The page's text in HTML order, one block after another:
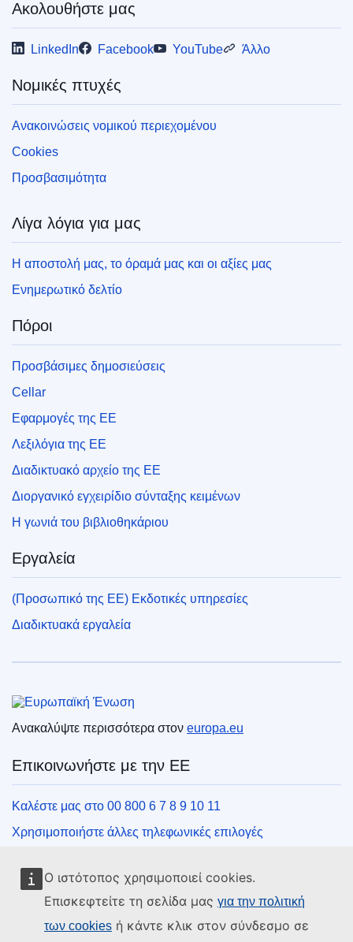
Ο ιστότοπος χρησιμοποιεί cookies.
Επισκεφτείτε τη σελίδα μας για την πολιτική
των cookies ή κάντε κλικ στον σύνδεσμο σε
Ακολουθήστε μας
LinkedIn Facebook YouTube Άλλο
Νομικές πτυχές
Ανακοινώσεις νομικού περιεχομένου
Cookies
Προσβασιμότητα
Λίγα λόγια για μας
Η αποστολή μας, το όραμά μας και οι αξίες μας
Ενημερωτικό δελτίο
Πόροι
Προσβάσιμες δημοσιεύσεις
Cellar
Εφαρμογές της ΕΕ
Λεξιλόγια της ΕΕ
Διαδικτυακό αρχείο της ΕΕ
Διοργανικό εγχειρίδιο σύνταξης κειμένων
Η γωνιά του βιβλιοθηκάριου
Εργαλεία
(Προσωπικό της ΕΕ) Εκδοτικές υπηρεσίες
Διαδικτυακά εργαλεία
Ανακαλύψτε περισσότερα στον europa.eu
Επικοινωνήστε με την ΕΕ
Καλέστε μας στο 00 800 6 7 8 9 10 11
Χρησιμοποιήστε άλλες τηλεφωνικές επιλογές
Συναντήστε μας σε ένα από τα κέντρα της ΕΕ
Μέσα κοινωνικής δικτύωσης